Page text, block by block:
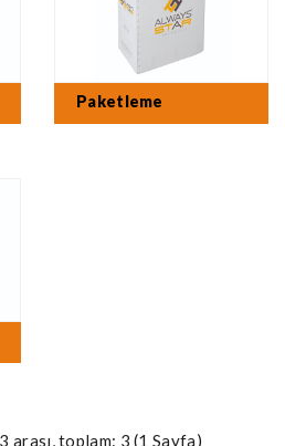
Paketleme
arası, toplam: 3 (1 Sayfa)